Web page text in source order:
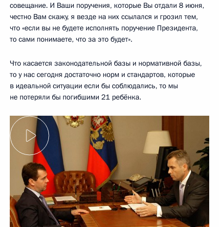
совещание. И Ваши поручения, которые Вы отдали 8 июня,
честно Вам скажу, я везде на них ссылался и грозил тем,
что «если вы не будете исполнять поручение Президента,
то сами понимаете, что за это будет».
Что касается законодательной базы и нормативной базы,
то у нас сегодня достаточно норм и стандартов, которые
в идеальной ситуации если бы соблюдались, то мы
не потеряли бы погибшими 21 ребёнка.